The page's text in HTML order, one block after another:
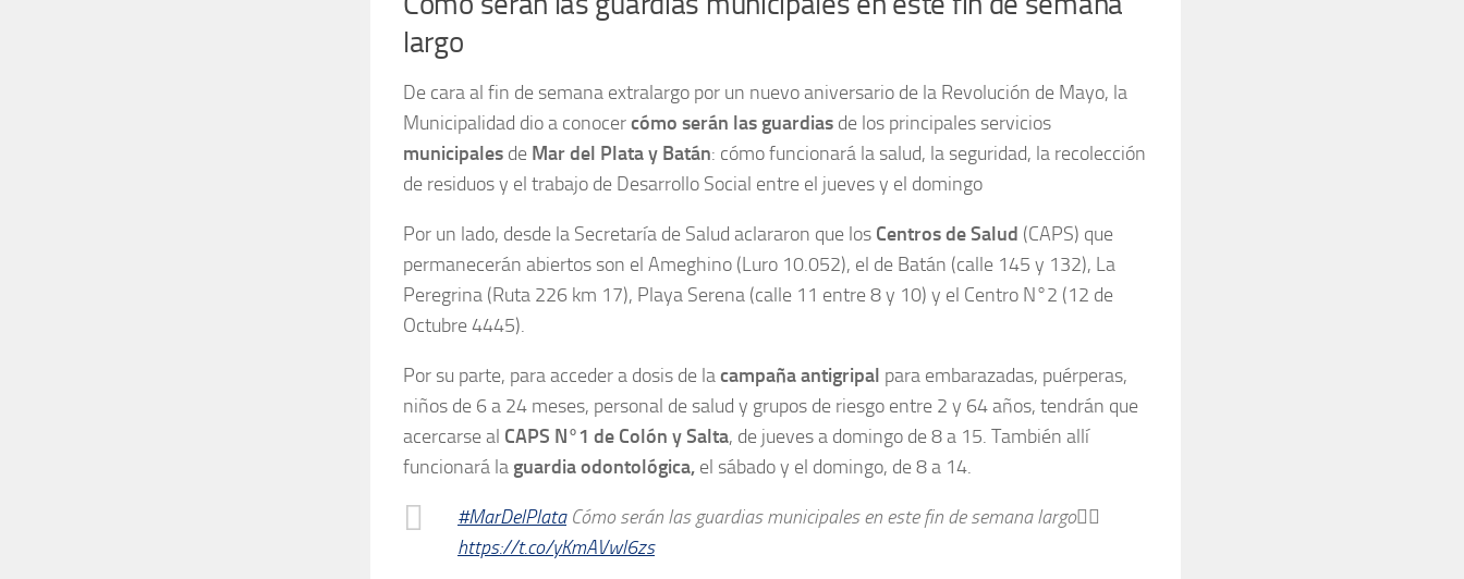
largo
De cara al fin de semana extralargo por un nuevo aniversario de la Revolución de Mayo, la
Municipalidad dio a conocercómo serán las guardias de los principales servicios
municipales de Mar del Plata y Batán: cómo funcionará la salud, la seguridad, la recolección
de residuos y el trabajo de Desarrollo Social entre el jueves y el domingo
Por un lado, desde la Secretaría de Salud aclararon que los Centros de Salud (CAPS) que
permanecerán abiertos son el Ameghino (Luro 10.052), el de Batán (calle 145 y 132), La
Peregrina (Ruta 226 km 17), Playa Serena (calle 11 entre 8 y 10) y el Centro N°2 (12 de
Octubre 4445).
Por su parte, para acceder a dosis de lacampaña antigripal para embarazadas, puérperas,
niños de 6 a 24 meses, personal de salud y grupos de riesgo entre 2 y 64 años, tendrán que
acercarse al CAPS N°1 de Colón y Salta, de jueves a domingo de 8 a 15. También allí
funcionará la guardia odontológica, el sábado y el domingo, de 8 a 14.
#MarDelPlataCómo serán las guardias municipales en este fin de semana largo👇🏽
https://t.co/yKmAVwl6zs